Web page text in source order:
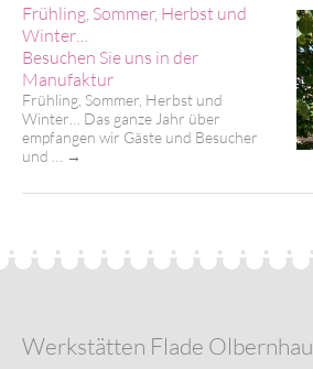
Frühling, Sommer, Herbst und
Winter…
Besuchen Sie uns in der
Manufaktur
Frühling, Sommer, Herbst und
Winter… Das ganze Jahr über
empfangen wir Gäste und Besucher
und …
→
Werkstätten Flade Olbernhau